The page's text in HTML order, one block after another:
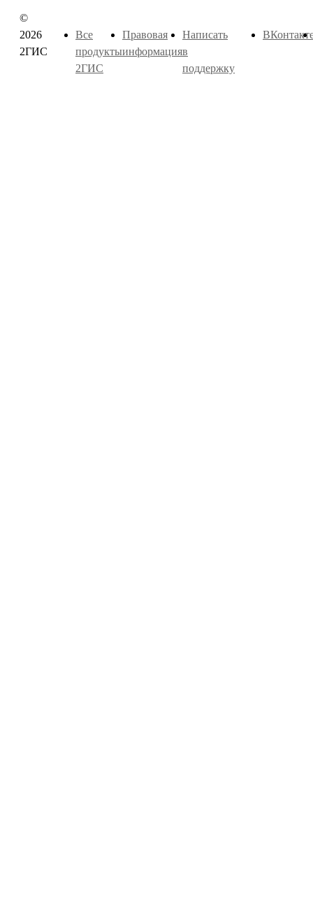
©
2026
2ГИС
Все
продукты
2ГИС
Правовая
информация
Написать
в
поддержку